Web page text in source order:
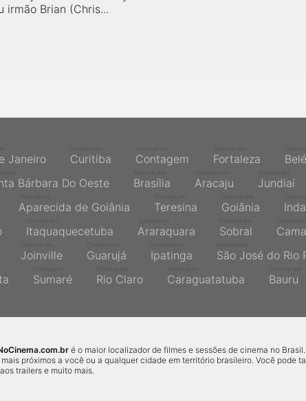
irmão Brian (Chris...
Janeiro Curitiba Contagem Fortaleza
Bárbara Do Oeste Brasília Aracaju Jundiaí
Aparecida de Goiânia Teresina Goiânia
Itaquaquecetuba Araraquara Sobral
Joinville Guarujá Ipatinga São José do Rio
Sumaré Rio Claro Caraguatatuba Bauru
é o maior localizador de filmes e sessões de cinema no
próximos a você ou a qualquer cidade em território brasileiro. Você pode
trailers e muito mais.